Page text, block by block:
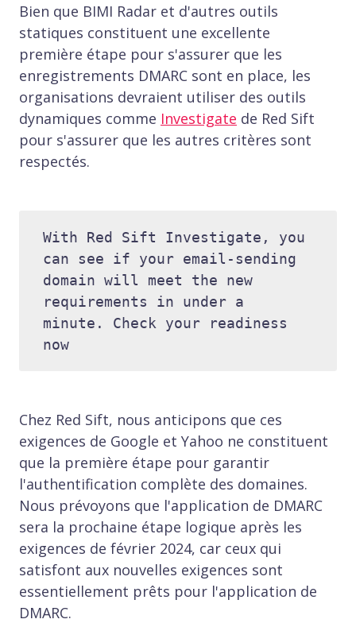
Bien que BIMI Radar et d'autres outils
statiques constituent une excellente
première étape pour s'assurer que les
enregistrements DMARC sont en place, les
organisations devraient utiliser des outils
dynamiques comme Investigate de Red Sift
pour s'assurer que les autres critères sont
respectés.
With Red Sift Investigate, you
can see if your email-sending
domain will meet the new
requirements in under a
minute. Check your readiness
now
Chez Red Sift, nous anticipons que ces
exigences de Google et Yahoo ne constituent
que la première étape pour garantir
l'authentification complète des domaines.
Nous prévoyons que l'application de DMARC
sera la prochaine étape logique après les
exigences de février 2024, car ceux qui
satisfont aux nouvelles exigences sont
essentiellement prêts pour l'application de
DMARC.